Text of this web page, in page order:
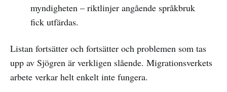
myndigheten – riktlinjer angående språkbruk
fick utfärdas.
Listan fortsätter och fortsätter och problemen som tas
upp av Sjögren är verkligen slående. Migrationsverkets
arbete verkar helt enkelt inte fungera.